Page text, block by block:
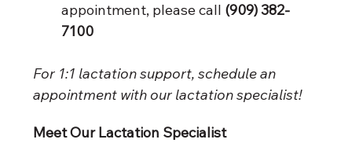
appointment, please call (909) 382-
7100
For 1:1 lactation support, schedule an
appointment with our lactation specialist!
Meet Our Lactation Specialist